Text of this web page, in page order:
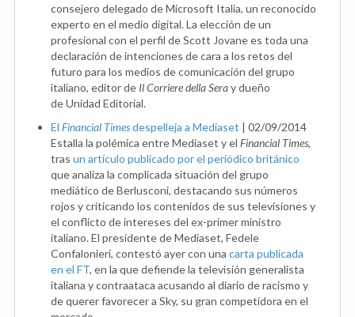
consejero delegado de Microsoft Italia, un reconocido
experto en el medio digital. La elección de un
profesional con el perfil de Scott Jovane es toda una
declaración de intenciones de cara a los retos del
futuro para los medios de comunicación del grupo
italiano, editor de Il Corriere della Seray dueño
de Unidad Editorial.
El Financial Timesdespelleja a Mediaset | 02/09/2014
Estalla la polémica entre Mediaset y el Financial Times,
tras un artículo publicado por el periódico británico
que analiza la complicada situación del grupo
mediático de Berlusconi, destacando sus números
rojos y criticando los contenidos de sus televisiones y
el conflicto de intereses del ex-primer ministro
italiano. El presidente de Mediaset, Fedele
Confalonieri, contestó ayer con una carta publicada
en el FT, en la que defiende la televisión generalista
italiana y contraataca acusando al diario de racismo y
de querer favorecer a Sky, su gran competidora en el